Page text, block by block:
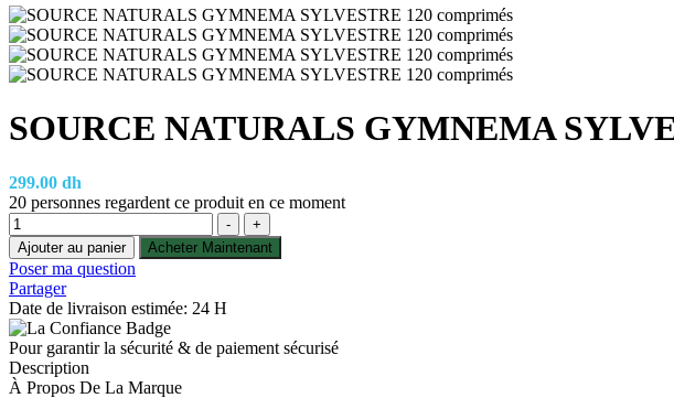
SOURCE NATURALS GYMNEMA
299.00 dh
20 personnes regardent ce produit en ce moment
Quantité
-
+
Ajouter au panier
Acheter Maintenant
Poser ma question
Partager
Date de livraison estimée: 24 H
Pour garantir la sécurité & de paiement sécurisé
Description
À Propos De La Marque